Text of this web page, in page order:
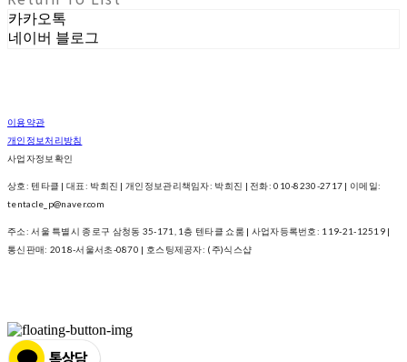
카카오톡
네이버 블로그
이용약관
개인정보처리방침
사업자정보확인
상호: 텐타클 | 대표: 박희진 | 개인정보관리책임자: 박희진 | 전화: 010-8230-2717 | 이메일:
tentacle_p@naver.com
주소: 서울 특별시 종로구 삼청동 35-171, 1층 텐타클 쇼룸 | 사업자등록번호: 119-21-12519 |
통신판매: 2018-서울서초-0870 | 호스팅제공자: (주)식스샵